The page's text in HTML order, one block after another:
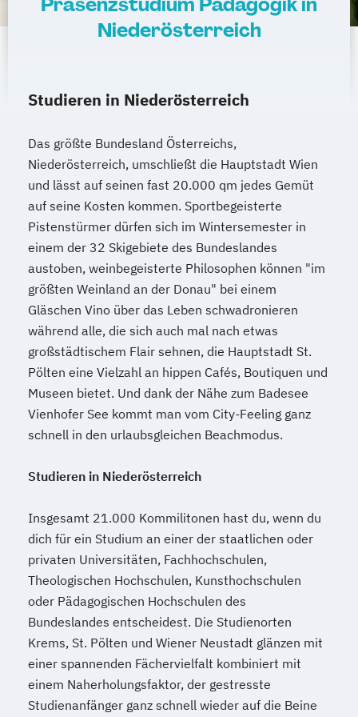
EU Regulatory Affairs
Educational Leadership - Professionelles
Schulmanagement AE
Protection
Emerging Technologies
Energie Autarkie Coach
Energie Effizienz Manager_in
Energy Innovation
Entrepreneurship in Digital Health (EDITH)
Epidemiology and Brain Health
Ernährung und Sport
European Program of Clinical Autonomic
Neuroscience EPOCAN
Europäisches und Internationales
Wirtschaftsrecht
Evidence-Based Public Health und
Gesundheitsmanagement
Facility Management
Projektentwicklung
Fire Safety Management Fotografie
Fundamentals of Accounting & Financial
Management
Führungskommunikation
Gait Diagnostics and Therapy
Game Design: Theories & Applications
Game Studies
Game Studies Fundamentals
Niederösterreich
Studieren in Niederösterreich
Das größte Bundesland Österreichs,
Niederösterreich, umschließt die Hauptstadt Wien
und lässt auf seinen fast 20.000 qm jedes Gemüt
auf seine Kosten kommen. Sportbegeisterte
Pistenstürmer dürfen sich im Wintersemester in
einem der 32 Skigebiete des Bundeslandes
austoben, weinbegeisterte Philosophen können "im
größten Weinland an der Donau" bei einem
Gläschen Vino über das Leben schwadronieren
während alle, die sich auch mal nach etwas
großstädtischem Flair sehnen, die Hauptstadt St.
Pölten eine Vielzahl an hippen Cafés, Boutiquen und
Museen bietet. Und dank der Nähe zum Badesee
Vienhofer See kommt man vom City-Feeling ganz
schnell in den urlaubsgleichen Beachmodus.
Studieren in Niederösterreich
Insgesamt 21.000 Kommilitonen hast du, wenn du
dich für ein Studium an einer der staatlichen oder
privaten Universitäten, Fachhochschulen,
Theologischen Hochschulen, Kunsthochschulen
oder Pädagogischen Hochschulen des
Bundeslandes entscheidest. Die Studienorten
Krems, St. Pölten und Wiener Neustadt glänzen mit
einer spannenden Fächervielfalt kombiniert mit
einem Naherholungsfaktor, der gestresste
Studienanfänger ganz schnell wieder auf die Beine